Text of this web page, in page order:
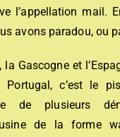
l’appellation mail.
avons paradou, ou
la Gascogne et
c’est le
de plusieurs
de la forme